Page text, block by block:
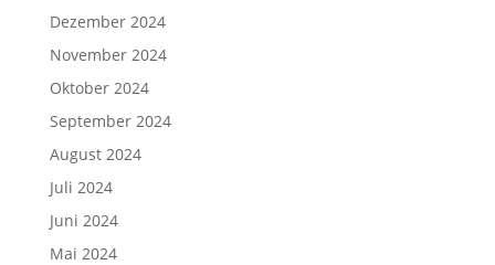
Dezember 2024
November 2024
Oktober 2024
September 2024
August 2024
Juli 2024
Juni 2024
Mai 2024